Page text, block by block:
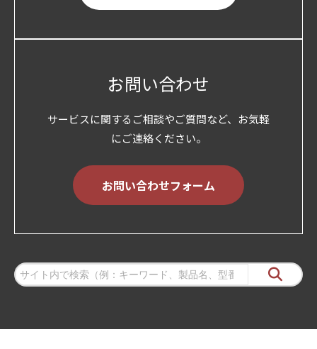
お問い合わせ
サービスに関するご相談やご質問など、お気軽
にご連絡ください。
お問い合わせフォーム